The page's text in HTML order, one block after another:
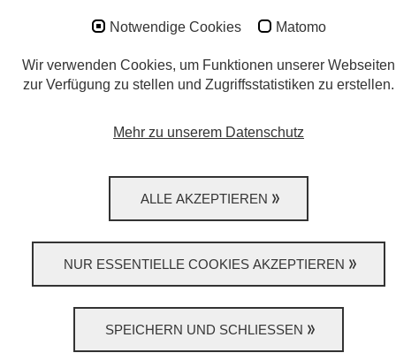
ZURÜCK ZU ALLEN STELLENANGEBOTEN
DATENSCHUTZ
IMPRESSUM
Notwendige Cookies Matomo
Wir verwenden Cookies, um Funktionen unserer Webseiten
zur Verfügung zu stellen und Zugriffsstatistiken zu erstellen.
Mehr zu unserem Datenschutz
ALLE AKZEPTIEREN
NUR ESSENTIELLE COOKIES AKZEPTIEREN
SPEICHERN UND SCHLIESSEN